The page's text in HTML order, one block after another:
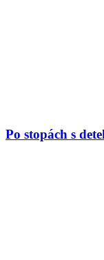
Po stopách s